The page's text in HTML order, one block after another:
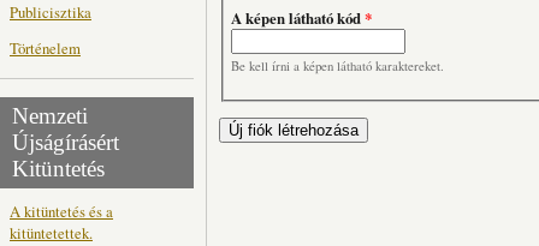
Publicisztika
Történelem
Nemzeti
Újságírásért
Kitüntetés
A kitüntetés és a
kitüntetettek.
A képen látható kód*
Be kell írni a képen látható karaktereket.